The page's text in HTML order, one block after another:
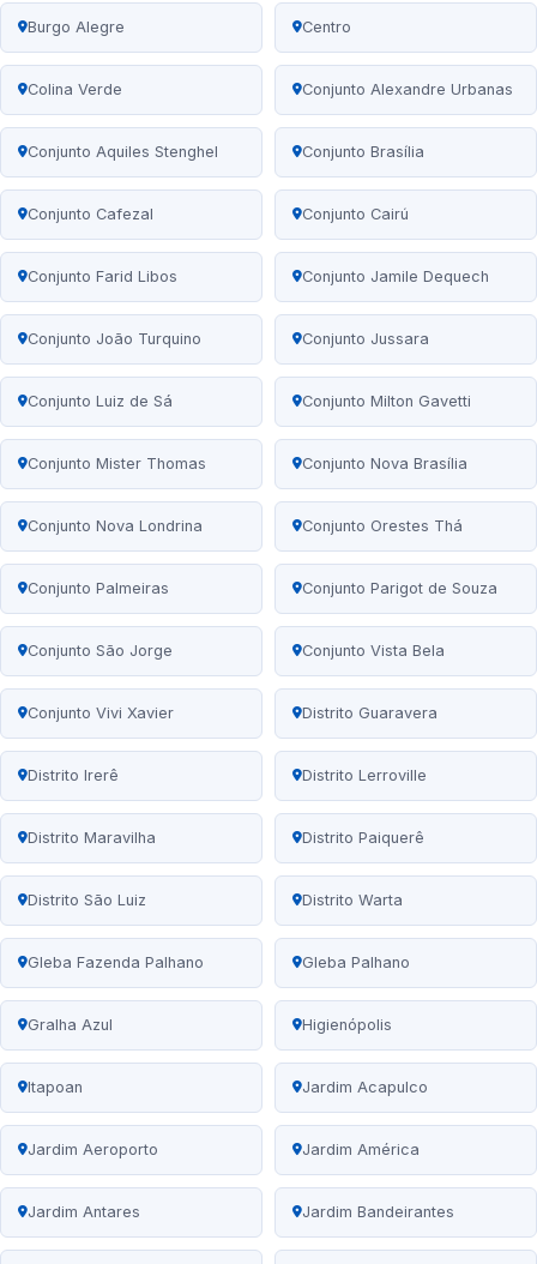
Burgo Alegre Centro
Colina Verde Conjunto Alexandre Urbanas
Conjunto Aquiles Stenghel Conjunto Brasília
Conjunto Cafezal Conjunto Cairú
Conjunto Farid Libos Conjunto Jamile Dequech
Conjunto João Turquino Conjunto Jussara
Conjunto Luiz de Sá Conjunto Milton Gavetti
Conjunto Mister Thomas Conjunto Nova Brasília
Conjunto Nova Londrina Conjunto Orestes Thá
Conjunto Palmeiras Conjunto Parigot de Souza
Conjunto São Jorge Conjunto Vista Bela
Conjunto Vivi Xavier Distrito Guaravera
Distrito Irerê Distrito Lerroville
Distrito Maravilha Distrito Paiquerê
Distrito São Luiz Distrito Warta
Gleba Fazenda Palhano Gleba Palhano
Gralha Azul Higienópolis
Itapoan Jardim Acapulco
Jardim Aeroporto Jardim América
Jardim Antares Jardim Bandeirantes